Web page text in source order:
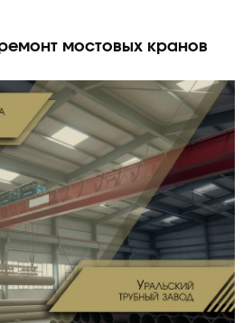
мостовых кранов